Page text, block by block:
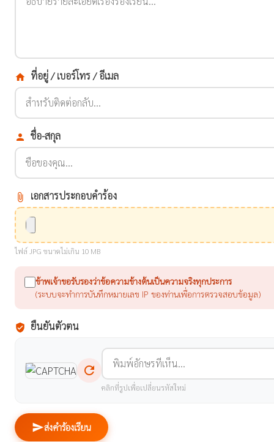
home ที่อยู่ / เบอร์โทร / อีเมล
person ชื่อ-สกุล
attach_file เอกสารประกอบคำร้อง
ไฟล์ JPG ขนาดไม่เกิน 10 MB
ข้าพเจ้าขอรับรองว่าข้อความข้างต้นเป็นความจริงทุกประการ
(ระบบจะทำการบันทึกหมายเลข IP ของท่านเพื่อการตรวจสอบข้อมูล)
verified_user ยืนยันตัวตน
refresh
คลิกที่รูปเพื่อเปลี่ยนรหัสใหม่
sendส่งคำร้องเรียน